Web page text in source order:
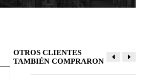
OTROS CLIENTES
TAMBIÉN COMPRARON